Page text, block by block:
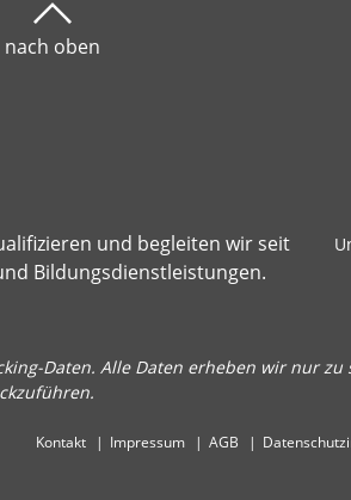
nach oben
und begleiten wir seit
Bildungsdienstleistungen.
Daten. Alle Daten erheben wir nur
Kontakt Impressum AGB